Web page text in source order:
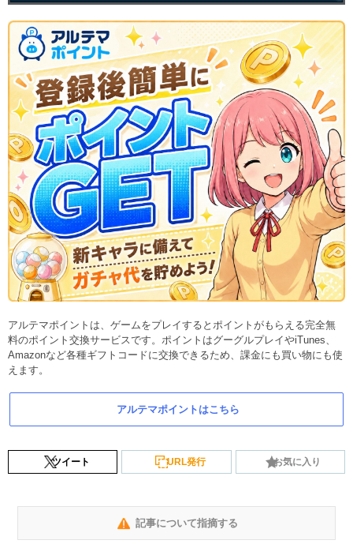
アルテマポイントは、ゲームをプレイするとポイントがもらえる完全無
料のポイント交換サービスです。ポイントはグーグルプレイやiTunes、
Amazonなど各種ギフトコードに交換できるため、課金にも買い物にも使
えます。
アルテマポイントはこちら
ツイート URL発行 お気に入り
記事について指摘する